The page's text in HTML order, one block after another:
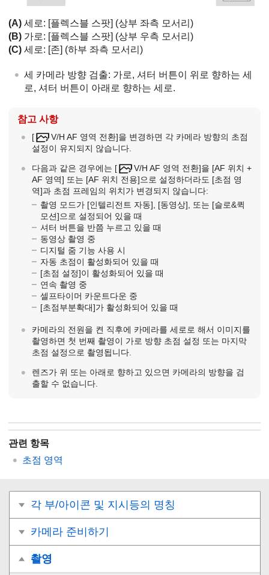
(A) 세로: [플렉스블 스팟] (상부 좌측 모서리)
(B) 가로: [플렉스블 스팟] (상부 우측 모서리)
(C) 세로: [존] (하부 좌측 모서리)
세 카메라 방향 검출: 가로, 셔터 버튼이 위로 향하는 세
로, 셔터 버튼이 아래로 향하는 세로.
참고 사항
[ V/H AF 영역 전환]을 변경하면 각 카메라 방향의 초점
설정이 유지되지 않습니다.
다음과 같은 경우에는 [ V/H AF 영역 전환]을 [AF 위치 +
AF 영역] 또는 [AF 위치 전용]으로 설정하더라도 [초점 영
역]과 초점 프레임의 위치가 변경되지 않습니다:
촬영 모드가 [인텔리전트 자동] [동영상] , 또는 [슬로&퀵
모션]으로 설정되어 있을 때
셔터 버튼을 반쯤 누르고 있을 때
동영상 촬영 중
디지털 줌 기능 사용 시
자동 초점이 활성화되어 있을 때
[초점 설정]이 활성화되어 있을 때
연속 촬영 중
셀프타이머 카운트다운 중
[초점부분확대]가 활성화되어 있을 때
카메라의 전원을 켠 직후에 카메라를 세로로 해서 이미지를
촬영하면 첫 번째 촬영이 가로 방향 초점 설정 또는 마지막
초점 설정으로 촬영됩니다.
렌즈가 위 또는 아래로 향하고 있으면 카메라의 방향을 검
출할 수 없습니다.
관련 항목
초점 영역
각 부/아이콘 및 지시등의 명칭
카메라 준비하기
촬영